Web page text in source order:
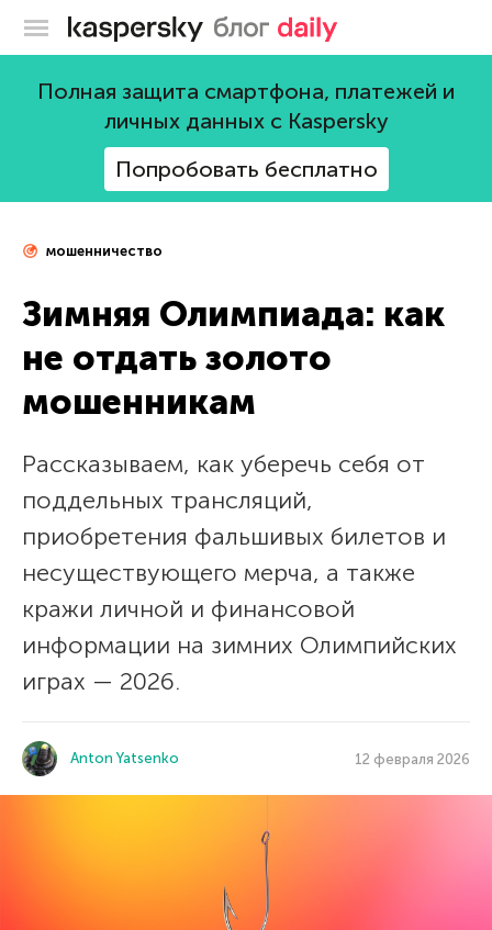
Блог Касперского
Полная защита смартфона, платежей и
личных данных с Kaspersky
Попробовать бесплатно
мошенничество
Зимняя Олимпиада: как
не отдать золото
мошенникам
Рассказываем, как уберечь себя от
поддельных трансляций,
приобретения фальшивых билетов и
несуществующего мерча, а также
кражи личной и финансовой
информации на зимних Олимпийских
играх — 2026.
Anton Yatsenko 12 февраля 2026